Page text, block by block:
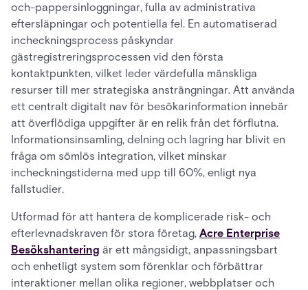
och-pappersinloggningar, fulla av administrativa
eftersläpningar och potentiella fel. En automatiserad
incheckningsprocess påskyndar
gästregistreringsprocessen vid den första
kontaktpunkten, vilket leder värdefulla mänskliga
resurser till mer strategiska ansträngningar. Att använda
ett centralt digitalt nav för besökarinformation innebär
att överflödiga uppgifter är en relik från det förflutna.
Informationsinsamling, delning och lagring har blivit en
fråga om sömlös integration, vilket minskar
incheckningstiderna med upp till 60%, enligt nya
fallstudier.
Utformad för att hantera de komplicerade risk- och
efterlevnadskraven för stora företag, Acre Enterprise
Besökshantering är ett mångsidigt, anpassningsbart
och enhetligt system som förenklar och förbättrar
interaktioner mellan olika regioner, webbplatser och